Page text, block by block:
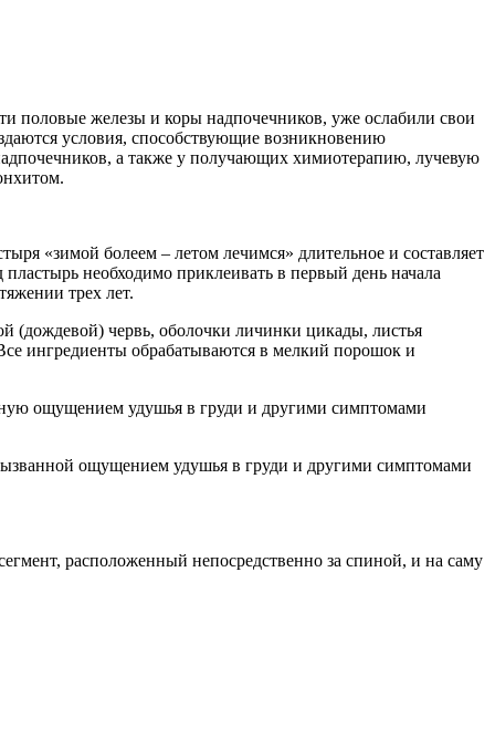
половые железы и коры надпочечников, уже ослабили свои
условия, способствующие возникновению
а также у получающих химиотерапию, лучевую
«зимой болеем – летом лечимся» длительное и составляет
необходимо приклеивать в первый день начала
трех лет.
(дождевой) червь, оболочки личинки цикады, листья
ингредиенты обрабатываются в мелкий порошок и
ощущением удушья в груди и другими симптомами
ощущением удушья в груди и другими симптомами
расположенный непосредственно за спиной, и на саму